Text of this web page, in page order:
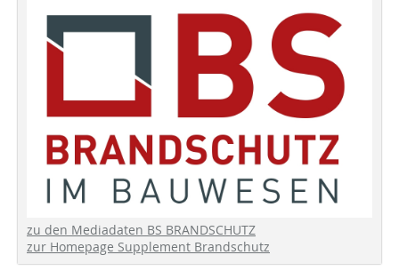
zu den Mediadaten BS BRANDSCHUTZ
zur Homepage Supplement Brandschutz